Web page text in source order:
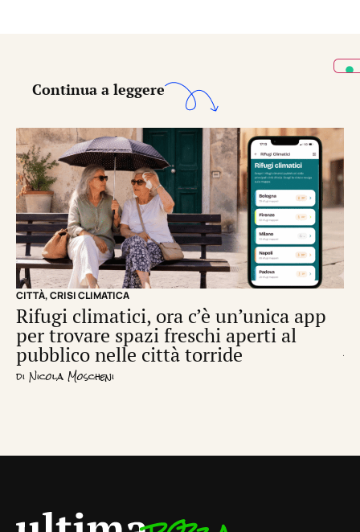
Continua a leggere
CITTÀ,CRISI CLIMATICA
Rifugi climatici, ora c’è un’unica app
per trovare spazi freschi aperti al
pubblico nelle città torride
di Nicola Moscheni